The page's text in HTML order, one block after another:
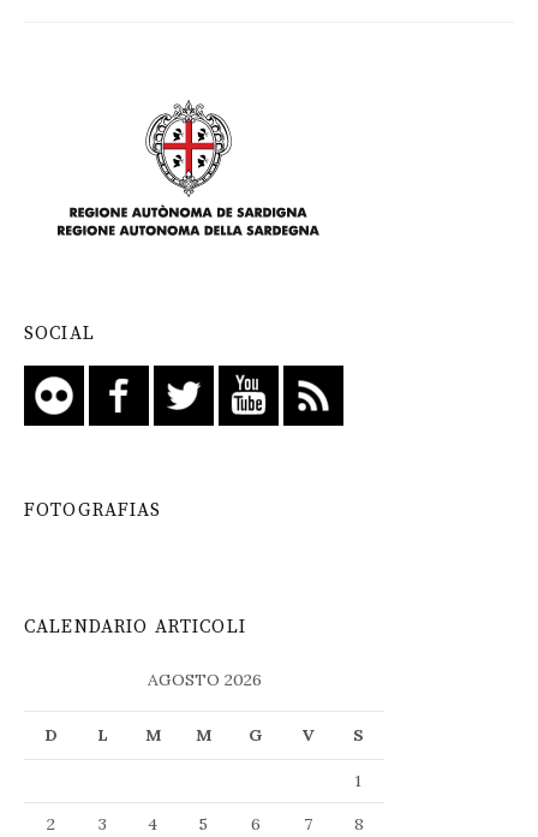
SOCIAL
FOTOGRAFIAS
CALENDARIO ARTICOLI
AGOSTO 2026
D L M M G V S
1
2
3 4 5 6 7
8